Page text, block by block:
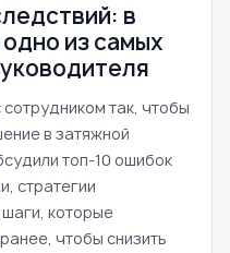
в
из самых
так, чтобы
в затяжной
топ-10 ошибок
стратегии
которые
чтобы снизить